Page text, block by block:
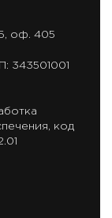
оф. 405
343501001
код